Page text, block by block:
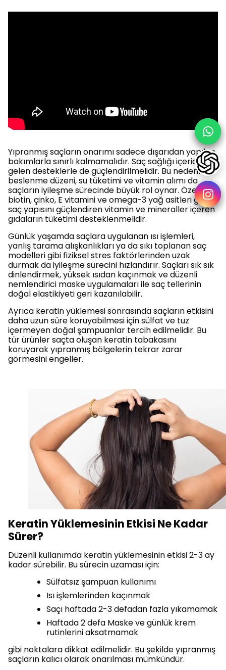
Yıpranmış saçların onarımı sadece dışarıdan yapılan
bakımlarla sınırlı kalmamalıdır. Saç sağlığı içeriden
gelen desteklerle de güçlendirilmelidir. Bu nedenle
beslenme düzeni, su tüketimi ve vitamin alımı da
saçların iyileşme sürecinde büyük rol oynar. Özellikle
biotin, çinko, E vitamini ve omega-3 yağ asitleri gibi
saç yapısını güçlendiren vitamin ve mineraller içeren
gıdaların tüketimi desteklenmelidir.
Günlük yaşamda saçlara uygulanan ısı işlemleri,
yanlış tarama alışkanlıkları ya da sıkı toplanan saç
modelleri gibi fiziksel stres faktörlerinden uzak
durmak da iyileşme sürecini hızlandırır. Saçları sık sık
dinlendirmek, yüksek ısıdan kaçınmak ve düzenli
nemlendirici maske uygulamaları ile saç tellerinin
doğal elastikiyeti geri kazanılabilir.
Ayrıca keratin yüklemesi sonrasında saçların etkisini
daha uzun süre koruyabilmesi için sülfat ve tuz
içermeyen doğal şampuanlar tercih edilmelidir. Bu
tür ürünler saçta oluşan keratin tabakasını
koruyarak yıpranmış bölgelerin tekrar zarar
görmesini engeller.
Keratin Yüklemesinin Etkisi Ne Kadar
Sürer?
Düzenli kullanımda keratin yüklemesinin etkisi 2-3 ay
kadar sürebilir. Bu sürecin uzaması için:
Sülfatsız şampuan kullanımı
Isı işlemlerinden kaçınmak
Saçı haftada 2-3 defadan fazla yıkamamak
Haftada 2 defa Maske ve günlük krem
rutinlerini aksatmamak
gibi noktalara dikkat edilmelidir. Bu şekilde yıpranmış
saçların kalıcı olarak onarılması mümkündür.